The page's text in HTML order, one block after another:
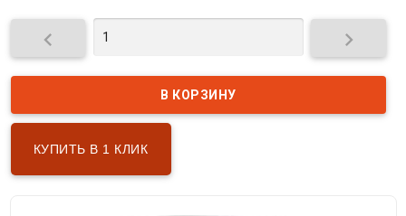
 
КУПИТЬ В 1 КЛИК